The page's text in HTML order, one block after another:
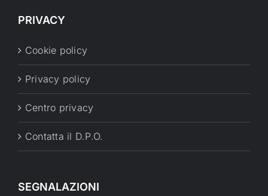
PRIVACY
Cookie policy
Privacy policy
Centro privacy
Contatta il D.P.O.
SEGNALAZIONI